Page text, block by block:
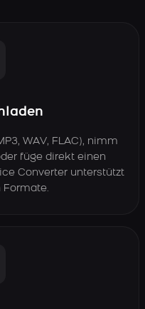
WAV, FLAC), nimm
füge direkt einen
Converter unterstützt